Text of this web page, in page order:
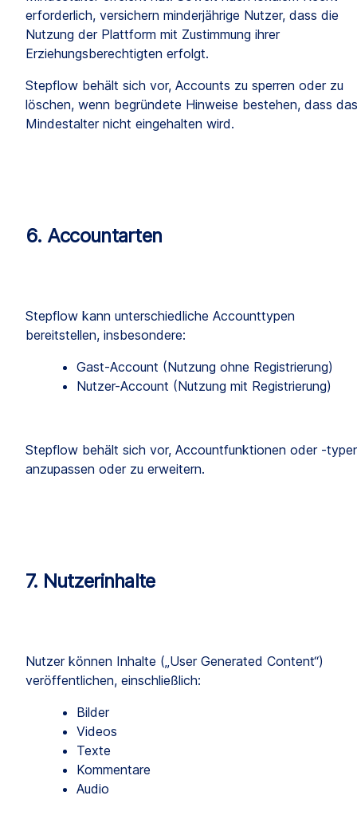
erforderlich, versichern minderjährige Nutzer, dass die
Nutzung der Plattform mit Zustimmung ihrer
Erziehungsberechtigten erfolgt.
Stepflow behält sich vor, Accounts zu sperren oder zu
löschen, wenn begründete Hinweise bestehen, dass das
Mindestalter nicht eingehalten wird.
6. Accountarten
Stepflow kann unterschiedliche Accounttypen
bereitstellen, insbesondere:
Gast-Account (Nutzung ohne Registrierung)
Nutzer-Account (Nutzung mit Registrierung)
Stepflow behält sich vor, Accountfunktionen oder -
anzupassen oder zu erweitern.
7. Nutzerinhalte
Nutzer können Inhalte („User Generated Content“)
veröffentlichen, einschließlich:
Bilder
Videos
Texte
Kommentare
Audio